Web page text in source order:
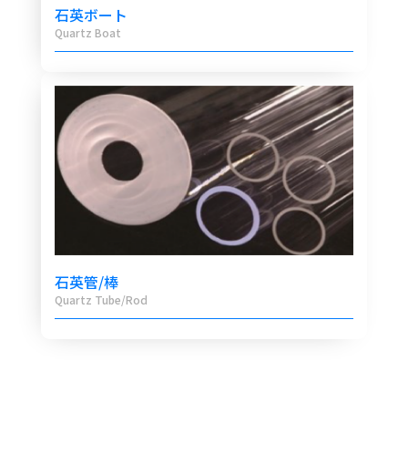
石英ボート
Quartz Boat
石英管/棒
Quartz Tube/Rod